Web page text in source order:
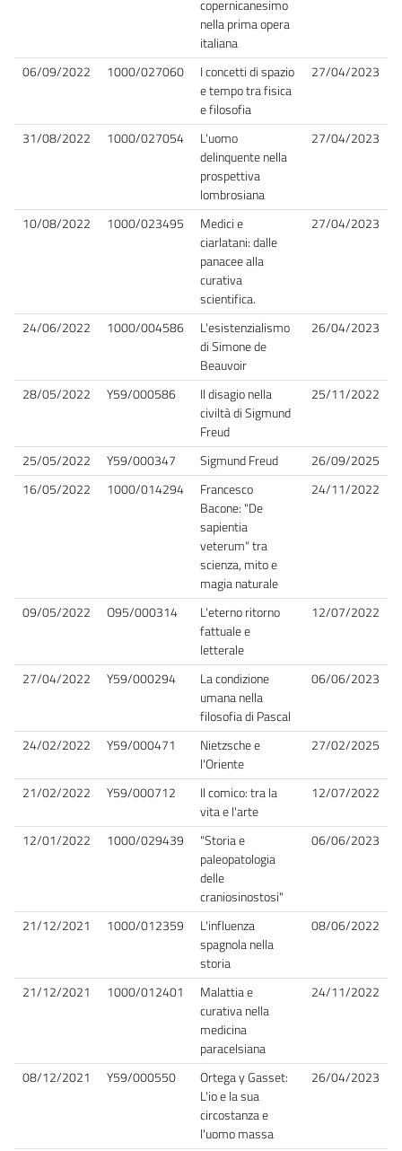
copernicanesimo
nella prima opera
italiana
06/09/2022
1000/027060
I concetti di spazio
e tempo tra fisica
e filosofia
27/04/2023
31/08/2022 1000/027054
L'uomo
delinquente nella
prospettiva
lombrosiana
27/04/2023
10/08/2022 1000/023495
Medici e
ciarlatani: dalle
panacee alla
curativa
scientifica.
27/04/2023
24/06/2022 1000/004586
L'esistenzialismo
di Simone de
Beauvoir
26/04/2023
28/05/2022 Y59/000586
Il disagio nella
civiltà di Sigmund
Freud
25/11/2022
25/05/2022 Y59/000347 Sigmund Freud
26/09/2025
16/05/2022
1000/014294
Francesco
Bacone: "De
sapientia
veterum" tra
scienza, mito e
magia naturale
24/11/2022
09/05/2022 O95/000314
L'eterno ritorno
fattuale e
letterale
12/07/2022
27/04/2022 Y59/000294
La condizione
umana nella
filosofia di Pascal
06/06/2023
24/02/2022 Y59/000471
Nietzsche e
l'Oriente
27/02/2025
21/02/2022 Y59/000712
Il comico: tra la
vita e l'arte
12/07/2022
12/01/2022 1000/029439
"Storia e
paleopatologia
delle
craniosinostosi"
06/06/2023
21/12/2021 1000/012359
L'influenza
spagnola nella
storia
08/06/2022
21/12/2021 1000/012401
Malattia e
curativa nella
medicina
paracelsiana
24/11/2022
08/12/2021 Y59/000550
Ortega y Gasset:
L'io e la sua
circostanza e
l'uomo massa
26/04/2023